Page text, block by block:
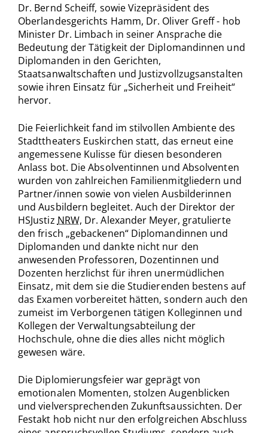
Dr. Bernd Scheiff, sowie Vizepräsident des
Oberlandesgerichts Hamm, Dr. Oliver Greff - hob
Minister Dr. Limbach in seiner Ansprache die
Bedeutung der Tätigkeit der Diplomandinnen und
Diplomanden in den Gerichten,
Staatsanwaltschaften und Justizvollzugsanstalten
sowie ihren Einsatz für „Sicherheit und Freiheit“
hervor.
Die Feierlichkeit fand im stilvollen Ambiente des
Stadttheaters Euskirchen statt, das erneut eine
angemessene Kulisse für diesen besonderen
Anlass bot. Die Absolventinnen und Absolventen
wurden von zahlreichen Familienmitgliedern und
Partner/innen sowie von vielen Ausbilderinnen
und Ausbildern begleitet. Auch der Direktor der
HSJustiz NRW, Dr. Alexander Meyer, gratulierte
den frisch „gebackenen“ Diplomandinnen und
Diplomanden und dankte nicht nur den
anwesenden Professoren, Dozentinnen und
Dozenten herzlichst für ihren unermüdlichen
Einsatz, mit dem sie die Studierenden bestens auf
das Examen vorbereitet hätten, sondern auch den
zumeist im Verborgenen tätigen Kolleginnen und
Kollegen der Verwaltungsabteilung der
Hochschule, ohne die dies alles nicht möglich
gewesen wäre.
Die Diplomierungsfeier war geprägt von
emotionalen Momenten, stolzen Augenblicken
und vielversprechenden Zukunftsaussichten. Der
Festakt hob nicht nur den erfolgreichen Abschluss